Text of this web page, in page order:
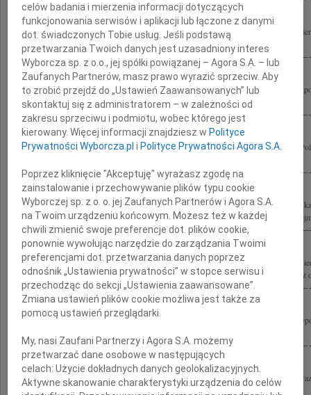
Wstrząśnięci tragedią, jaka dotknęła Polskę, łączymy się w bólu i modlitwie po
Prezydenta Rzeczypospolitej Polskiej i Jego Małżonki Marii Kaczyńskiej oraz...
Społeczność chińska, głęboko poruszona tragiczną śmiercią Prezydenta
Kaczyńskiego Jego Żony Pani Marii Kaczyńskiej oraz Wszystkich Osób które...
W najgłębszym bólu żegnamy Lecha Kaczyńskiego Prezydenta Rzeczypospolitej
10 kwietnia 2010 r. towarzysząc Prezydentowi Rzeczypospolitej Polskiej zginął w
Jakub Putra robotnik, działacz "Solidarności" poseł i senator RP wicemarszałek
Zarząd Towarzystwa Przyjaciół Dzieci Ulicy "Przywrócić Dzieciństwo? im. K.
wychowankowie Kazimierza Lisieckiego w kraju i za granicą oraz dzieci i
Z wielkim żalem żegnamy Pana Profesora Lecha Kaczyńskiego Prezydenta
Poruszeni tragiczną śmiercią Marszałka Sejmu RP Krzysztofa Putry składamy
Rodzinie oraz Bliskim Zarząd i członkowie Stowarzyszenia Forum Recyklingu...
celów badania i mierzenia informacji dotyczących
funkcjonowania serwisów i aplikacji lub łączone z danymi
dot. świadczonych Tobie usług. Jeśli podstawą
przetwarzania Twoich danych jest uzasadniony interes
Wyborcza sp. z o.o., jej spółki powiązanej – Agora S.A. – lub
Zaufanych Partnerów, masz prawo wyrazić sprzeciw. Aby
to zrobić przejdź do „Ustawień Zaawansowanych” lub
skontaktuj się z administratorem – w zależności od
zakresu sprzeciwu i podmiotu, wobec którego jest
kierowany. Więcej informacji znajdziesz w Polityce
Prywatności Wyborcza.pl i Polityce Prywatności Agora S.A.
Poprzez kliknięcie "Akceptuję" wyrażasz zgodę na
zainstalowanie i przechowywanie plików typu cookie
Wyborczej sp. z o. o. jej Zaufanych Partnerów i Agora S.A.
na Twoim urządzeniu końcowym. Możesz też w każdej
chwili zmienić swoje preferencje dot. plików cookie,
ponownie wywołując narzędzie do zarządzania Twoimi
preferencjami dot. przetwarzania danych poprzez
odnośnik „Ustawienia prywatności” w stopce serwisu i
przechodząc do sekcji „Ustawienia zaawansowane”.
Zmiana ustawień plików cookie możliwa jest także za
pomocą ustawień przeglądarki.
My, nasi Zaufani Partnerzy i Agora S.A. możemy
przetwarzać dane osobowe w następujących
celach:Użycie dokładnych danych geolokalizacyjnych.
Aktywne skanowanie charakterystyki urządzenia do celów